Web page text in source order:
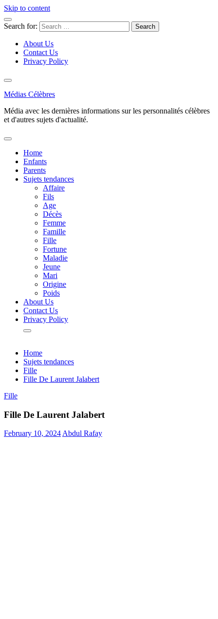
Skip to content
Search for:
About Us
Contact Us
Privacy Policy
Médias Célèbres
Média avec les dernières informations sur les personnalités célèbres
et d'autres sujets d'actualité.
Home
Enfants
Parents
Sujets tendances
Affaire
Fils
Age
Décès
Femme
Famille
Fille
Fortune
Maladie
Jeune
Mari
Origine
Poids
About Us
Contact Us
Privacy Policy
Home
Sujets tendances
Fille
Fille De Laurent Jalabert
Fille
Fille De Laurent Jalabert
February 10, 2024Abdul Rafay